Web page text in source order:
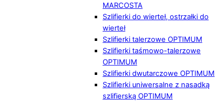
MARCOSTA
Szlifierki do wierteł, ostrzałki do
wierteł
Szlifierki talerzowe OPTIMUM
Szlifierki taśmowo-talerzowe
OPTIMUM
Szlifierki dwutarczowe OPTIMUM
Szlifierki uniwersalne z nasadką
szlifierską OPTIMUM